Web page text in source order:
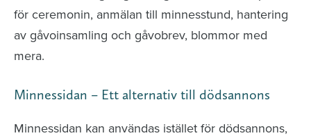
för ceremonin, anmälan till minnesstund, hantering
av gåvoinsamling och gåvobrev, blommor med
mera.
Minnessidan – Ett alternativ till dödsannons
Minnessidan kan användas istället för dödsannons,